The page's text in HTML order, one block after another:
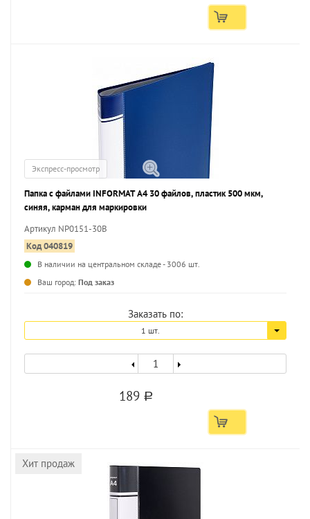
Экспресс-просмотр
Папка с файлами INFORMAT А4 30 файлов, пластик 500 мкм,
синяя, карман для маркировки
Артикул NP0151-30B
Код 040819
В наличии на центральном складе - 3006 шт.
Ваш город: Под заказ
Заказать по:
1 шт.
189 a
Хит продаж